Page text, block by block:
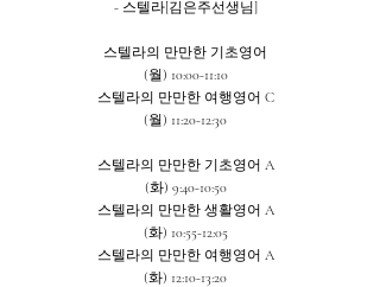
- 스텔라[김은주선생님]
스텔라의 만만한 기초영어
(월) 10:00-11:10
스텔라의 만만한 여행영어 C
(월) 11:20-12:30
스텔라의 만만한 기초영어 A
(화) 9:40-10:50
스텔라의 만만한 생활영어 A
(화) 10:55-12:05
스텔라의 만만한 여행영어 A
(화) 12:10-13:20